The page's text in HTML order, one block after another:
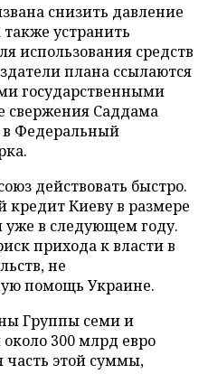
снизить давление
устранить
использования средств
плана ссылаются
государственными
свержения Саддама
Федеральный
действовать быстро.
Киеву в размере
уже в следующем году.
прихода к власти в
не
помощь Украине.
Группы семи и
300 млрд евро
часть этой суммы,